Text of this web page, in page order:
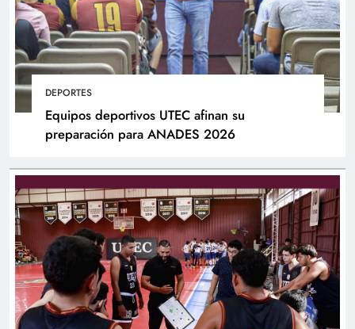
DEPORTES
Equipos deportivos UTEC afinan su
preparación para ANADES 2026